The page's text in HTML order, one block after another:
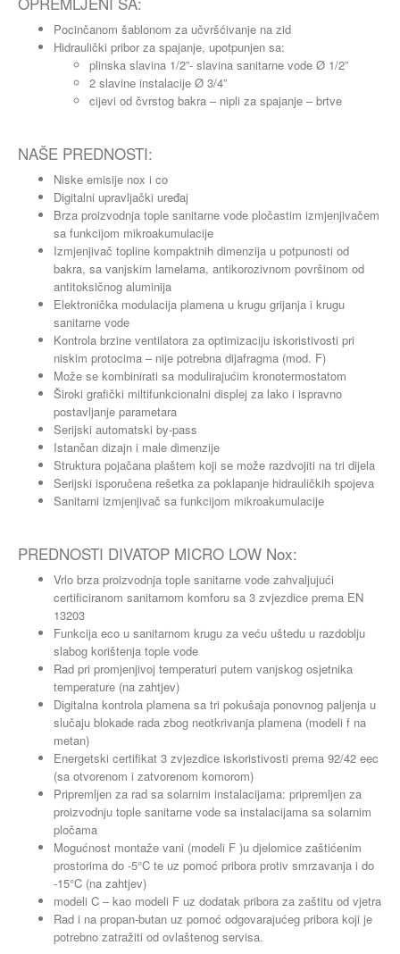
Pocinčanom šablonom za učvršćivanje na zid
Hidraulički pribor za spajanje, upotpunjen sa:
plinska slavina 1/2”- slavina sanitarne vode Ø 1/2”
2 slavine instalacije Ø 3/4”
cijevi od čvrstog bakra – nipli za spajanje – brtve
NAŠE PREDNOSTI:
Niske emisije nox i co
Digitalni upravljački uređaj
Brza proizvodnja tople sanitarne vode pločastim izmjenjivačem
sa funkcijom mikroakumulacije
Izmjenjivač topline kompaktnih dimenzija u potpunosti od
bakra, sa vanjskim lamelama, antikorozivnom površinom od
antitoksičnog aluminija
Elektronička modulacija plamena u krugu grijanja i krugu
sanitarne vode
Kontrola brzine ventilatora za optimizaciju iskoristivosti pri
niskim protocima – nije potrebna dijafragma (mod. F)
Može se kombinirati sa modulirajućim kronotermostatom
Široki grafički miltifunkcionalni displej za lako i ispravno
postavljanje parametara
Serijski automatski by-pass
Istančan dizajn i male dimenzije
Struktura pojačana plaštem koji se može razdvojiti na tri dijela
Serijski isporučena rešetka za poklapanje hidrauličkih spojeva
Sanitarni izmjenjivač sa funkcijom mikroakumulacije
PREDNOSTI DIVATOP MICRO LOW Nox:
Vrlo brza proizvodnja tople sanitarne vode zahvaljujući
certificiranom sanitarnom komforu sa 3 zvjezdice prema EN
13203
Funkcija eco u sanitarnom krugu za veću uštedu u razdoblju
slabog korištenja tople vode
Rad pri promjenjivoj temperaturi putem vanjskog osjetnika
temperature (na zahtjev)
Digitalna kontrola plamena sa tri pokušaja ponovnog paljenja u
slučaju blokade rada zbog neotkrivanja plamena (modeli f na
metan)
Energetski certifikat 3 zvjezdice iskoristivosti prema 92/42 eec
(sa otvorenom i zatvorenom komorom)
Pripremljen za rad sa solarnim instalacijama: pripremljen za
proizvodnju tople sanitarne vode sa instalacijama sa solarnim
pločama
Mogućnost montaže vani (modeli F )u djelomice zaštićenim
prostorima do -5°C te uz pomoć pribora protiv smrzavanja i do
-15°C (na zahtjev)
modeli C – kao modeli F uz dodatak pribora za zaštitu od vjetra
Rad i na propan-butan uz pomoć odgovarajućeg pribora koji je
potrebno zatražiti od ovlaštenog servisa.